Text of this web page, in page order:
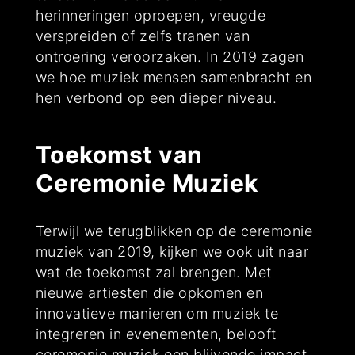
herinneringen oproepen, vreugde
verspreiden of zelfs tranen van
ontroering veroorzaken. In 2019 zagen
we hoe muziek mensen samenbracht en
hen verbond op een dieper niveau.
Toekomst van
Ceremonie Muziek
Terwijl we terugblikken op de ceremonie
muziek van 2019, kijken we ook uit naar
wat de toekomst zal brengen. Met
nieuwe artiesten die opkomen en
innovatieve manieren om muziek te
integreren in evenementen, belooft